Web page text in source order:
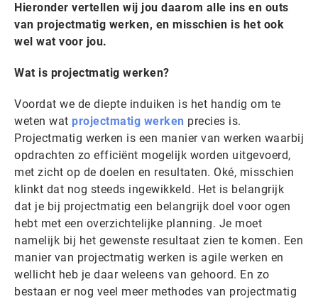
Hieronder vertellen wij jou daarom alle ins en outs
van projectmatig werken, en misschien is het ook
wel wat voor jou.
Wat is projectmatig werken?
Voordat we de diepte induiken is het handig om te
weten wat projectmatig werken precies is.
Projectmatig werken is een manier van werken waarbij
opdrachten zo efficiënt mogelijk worden uitgevoerd,
met zicht op de doelen en resultaten. Oké, misschien
klinkt dat nog steeds ingewikkeld. Het is belangrijk
dat je bij projectmatig een belangrijk doel voor ogen
hebt met een overzichtelijke planning. Je moet
namelijk bij het gewenste resultaat zien te komen. Een
manier van projectmatig werken is agile werken en
wellicht heb je daar weleens van gehoord. En zo
bestaan er nog veel meer methodes van projectmatig